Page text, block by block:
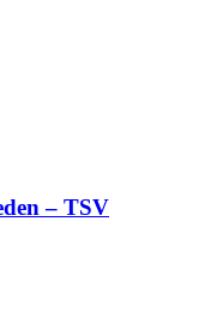
– TSV